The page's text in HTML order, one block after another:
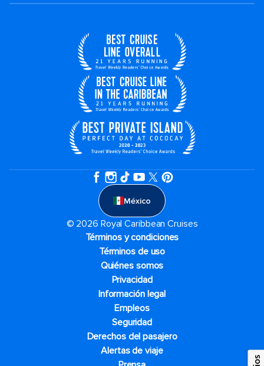
México
© 2026 Royal Caribbean Cruises
Términos y condiciones
Términos de uso
Quiénes somos
Privacidad
Información legal
Empleos
Seguridad
Derechos del pasajero
Alertas de viaje